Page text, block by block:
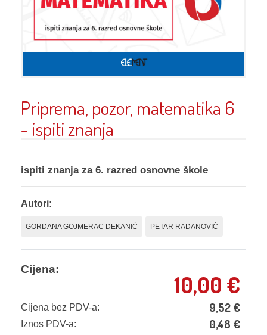
Priprema, pozor, matematika 6
- ispiti znanja
ispiti znanja za 6. razred osnovne škole
Autori:
GORDANA GOJMERAC DEKANIĆ PETAR RADANOVIĆ
Cijena:
10,00 €
Cijena bez PDV-a: 9,52 €
Iznos PDV-a: 0,48 €